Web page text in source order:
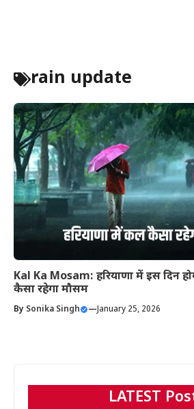
rain update
Kal Ka Mosam: हरियाणा में इस दिन
कैसा रहेगा मौसम
By Sonika Singh —January 25, 2026
LATEST